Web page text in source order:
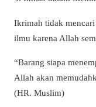
Ikrimah tidak
ilmu karena Allah
“Barang siapa
Allah akan
(HR. Muslim)